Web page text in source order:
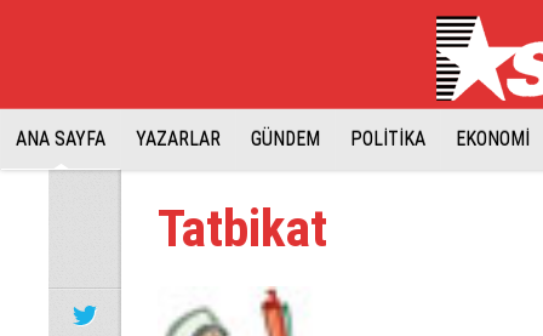
ANA SAYFA YAZARLAR GÜNDEM POLİTİKA EKONOMİ
Tatbikat